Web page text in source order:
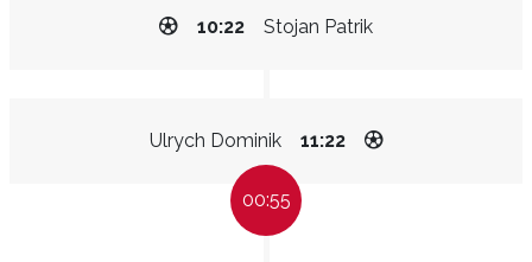
Stojan Patrik
10:22
Ulrych Dominik 11:22
00:55